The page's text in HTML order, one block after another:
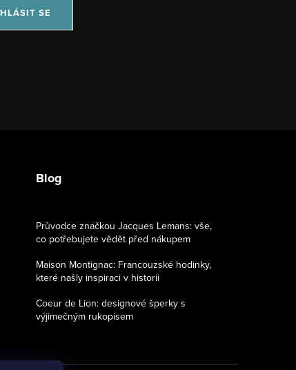
SE
Blog
Průvodce značkou Jacques Lemans: vše,
co potřebujete vědět před nákupem
Maison Montignac: Francouzské hodinky,
které našly inspiraci v historii
Coeur de Lion: designové šperky s
výjimečným rukopisem